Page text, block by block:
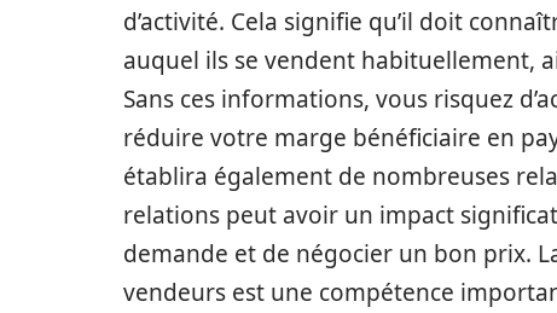
d’activité. Cela signifie qu’il doit
auquel ils se vendent habituellement,
Sans ces informations, vous risquez
réduire votre marge bénéficiaire en
établira également de nombreuses
relations peut avoir un impact
demande et de négocier un bon prix.
vendeurs est une compétence